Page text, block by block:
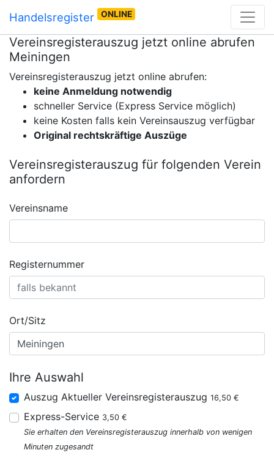
Handelsregister ONLINE
Vereinsregisterauszug jetzt online abrufen
Meiningen
Vereinsregisterauszug jetzt online abrufen:
keine Anmeldung notwendig
schneller Service (Express Service möglich)
keine Kosten falls kein Vereinsauszug verfügbar
Original rechtskräftige Auszüge
Vereinsregisterauszug für folgenden Verein
anfordern
Vereinsname
Registernummer
Ort/Sitz
Ihre Auswahl
Auszug Aktueller Vereinsregisterauszug 16,50 €
Express-Service 3,50 €
Sie erhalten den Vereinsregisterauszug innerhalb von wenigen
Minuten zugesandt